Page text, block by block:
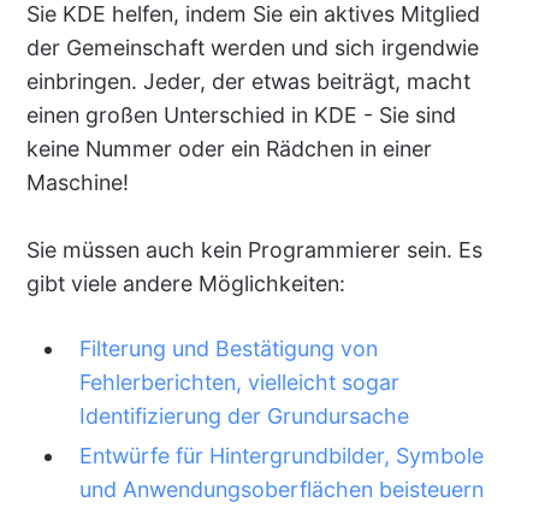
Sie KDE helfen, indem Sie ein aktives Mitglied
der Gemeinschaft werden und sich irgendwie
einbringen. Jeder, der etwas beiträgt, macht
einen großen Unterschied in KDE - Sie sind
keine Nummer oder ein Rädchen in einer
Maschine!
Sie müssen auch kein Programmierer sein. Es
gibt viele andere Möglichkeiten:
Filterung und Bestätigung von
Fehlerberichten, vielleicht sogar
Identifizierung der Grundursache
Entwürfe für Hintergrundbilder, Symbole
und Anwendungsoberflächen beisteuern